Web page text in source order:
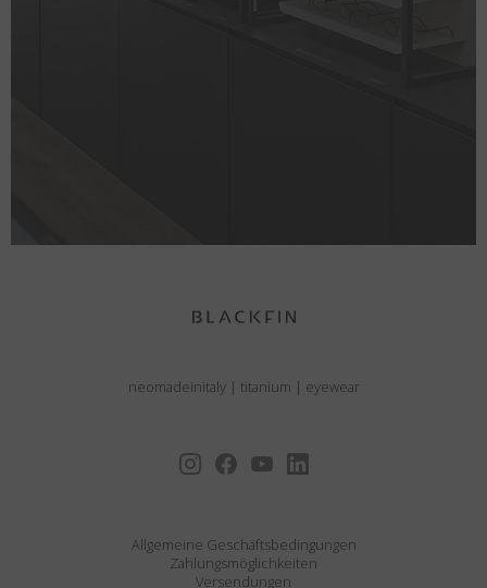
neomadeinitaly | titanium | eyewear
Allgemeine Geschäftsbedingungen
Zahlungsmöglichkeiten
Versendungen